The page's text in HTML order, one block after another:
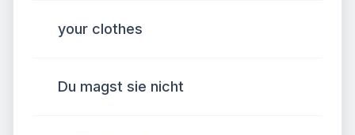
your clothes
Du magst sie nicht